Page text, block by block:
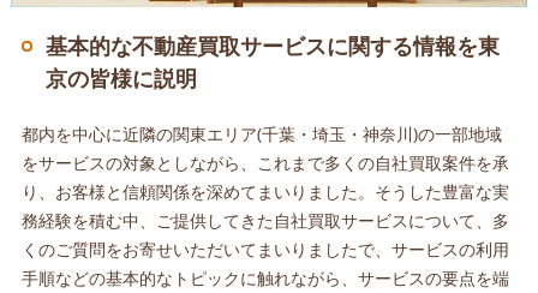
基本的な不動産買取サービスに関する情報を東
京の皆様に説明
都内を中心に近隣の関東エリア(千葉・埼玉・神奈川)の一部地域
をサービスの対象としながら、これまで多くの自社買取案件を承
り、お客様と信頼関係を深めてまいりました。そうした豊富な実
務経験を積む中、ご提供してきた自社買取サービスについて、多
くのご質問をお寄せいただいてまいりましたで、サービスの利用
手順などの基本的なトピックに触れながら、サービスの要点を端